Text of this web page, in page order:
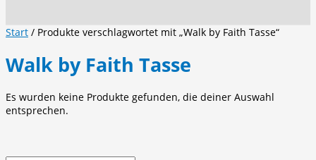
Start / Produkte verschlagwortet mit „Walk by Faith Tasse“
Walk by Faith Tasse
Es wurden keine Produkte gefunden, die deiner Auswahl
entsprechen.